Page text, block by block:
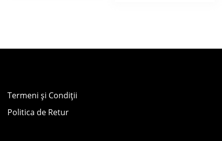
Termeni și Condiții
Politica de Retur